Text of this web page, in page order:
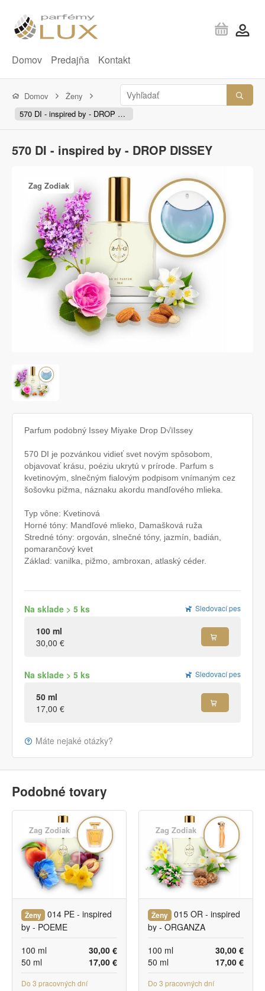
Domov Predajňa Kontakt
Domov
Ženy
570 DI - inspired by - DROP DISSEY
570 DI - inspired by - DROP DISSEY
Zag Zodiak
Parfum podobný Issey Miyake Drop D√ïIssey
570 DI je pozvánkou vidieť svet novým spôsobom,
objavovať krásu, poéziu ukrytú v prírode. Parfum s
kvetinovým, slnečným fialovým podpisom vnímaným cez
šošovku pižma, náznaku akordu mandľového mlieka.
Typ vône: Kvetinová
Horné tóny: Mandľové mlieko, Damašková ruža
Stredné tóny: orgován, slnečné tóny, jazmín, badián,
pomarančový kvet
Základ: vanilka, pižmo, ambroxan, atlaský céder.
Sledovací pes
Na sklade > 5 ks
100 ml
30,00 €
Sledovací pes
Na sklade > 5 ks
50 ml
17,00 €
Máte nejaké otázky?
Podobné tovary
Zag Zodiak
Ženy 014 PE - inspired
by - POEME
30,00 €
100 ml
17,00 €
50 ml
Do 3 pracovných dní
Zag Zodiak
Ženy 015 OR - inspired
by - ORGANZA
30,00 €
100 ml
17,00 €
50 ml
Do 3 pracovných dní